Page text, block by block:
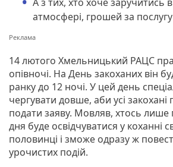
атмосфері, грошей за
14 лютого Хмельницький РАЦС
опівночі. На День закоханих він
ранку до 12 ночі. У цей день
чергувати довше, аби усі
подати заяву. Мовляв, хтось лише
дня буде освідчуватися у коханні
половинці і зможе одразу ж
урочистих подій.